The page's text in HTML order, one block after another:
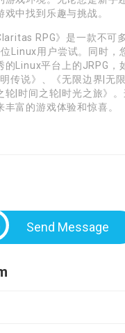
中找到乐趣与挑战。
RPG》是一款不可
Linux用户尝试。同时，
的Linux平台上的JRPG，
传说》、《无限边界|无
轮|时间之轮|时光之旅》。
富的游戏体验和惊喜。
Send Message